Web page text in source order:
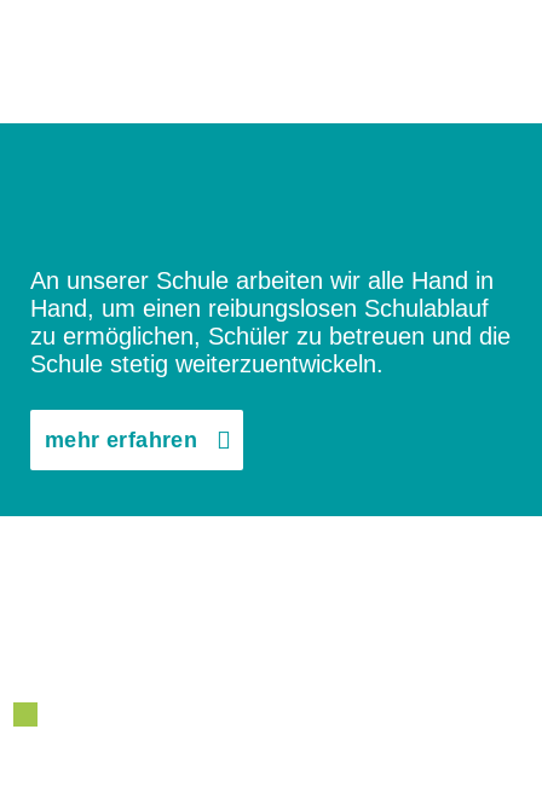
Beschwerdemanagement
An unserer Schule arbeiten wir alle Hand in
Hand, um einen reibungslosen Schulablauf
zu ermöglichen, Schüler zu betreuen und die
Schule stetig weiterzuentwickeln.
mehr erfahren